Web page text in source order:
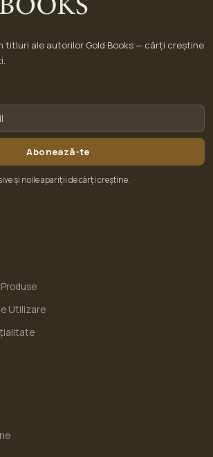
titluri ale autorilor Gold Books — cărți creștine
Abonează-te
și noile apariții de cărți creștine.
Utilizare